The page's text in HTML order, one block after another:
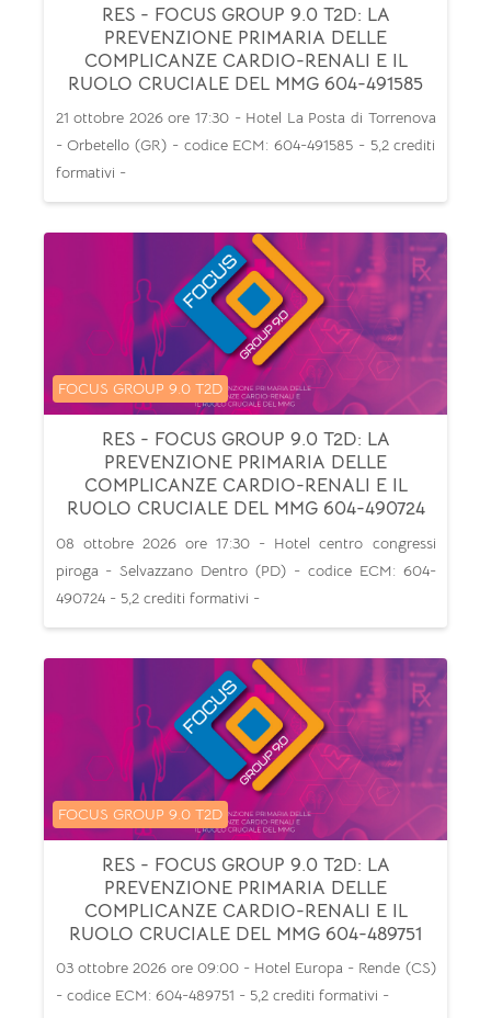
RES - FOCUS GROUP 9.0 T2D: LA
PREVENZIONE PRIMARIA DELLE
COMPLICANZE CARDIO-RENALI E IL
RUOLO CRUCIALE DEL MMG 604-491585
21 ottobre 2026 ore 17:30 - Hotel La Posta di Torrenova
- Orbetello (GR) - codice ECM: 604-491585 - 5,2 crediti
formativi -
RES - FOCUS GROUP 9.0 T2D: LA
PREVENZIONE PRIMARIA DELLE
COMPLICANZE CARDIO-RENALI E IL
RUOLO CRUCIALE DEL MMG 604-490724
Categoria di corsi
FOCUS GROUP 9.0 T2D
08 ottobre 2026 ore 17:30 - Hotel centro congressi
piroga - Selvazzano Dentro (PD) - codice ECM: 604-
490724 - 5,2 crediti formativi -
RES - FOCUS GROUP 9.0 T2D: LA
PREVENZIONE PRIMARIA DELLE
COMPLICANZE CARDIO-RENALI E IL
RUOLO CRUCIALE DEL MMG 604-489751
Categoria di corsi
FOCUS GROUP 9.0 T2D
03 ottobre 2026 ore 09:00 - Hotel Europa - Rende (CS)
- codice ECM: 604-489751 - 5,2 crediti formativi -